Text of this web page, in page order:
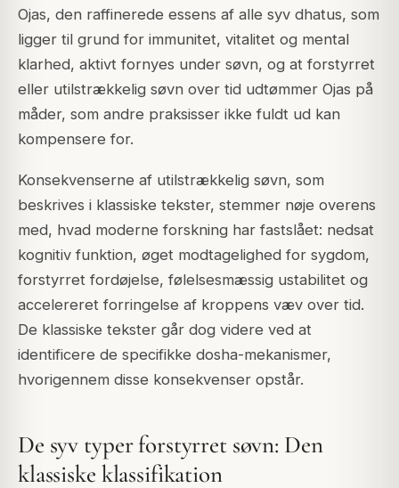
Ojas, den raffinerede essens af alle syv dhatus, som
ligger til grund for immunitet, vitalitet og mental
klarhed, aktivt fornyes under søvn, og at forstyrret
eller utilstrækkelig søvn over tid udtømmer Ojas på
måder, som andre praksisser ikke fuldt ud kan
kompensere for.
Konsekvenserne af utilstrækkelig søvn, som
beskrives i klassiske tekster, stemmer nøje overens
med, hvad moderne forskning har fastslået: nedsat
kognitiv funktion, øget modtagelighed for sygdom,
forstyrret fordøjelse, følelsesmæssig ustabilitet og
accelereret forringelse af kroppens væv over tid.
De klassiske tekster går dog videre ved at
identificere de specifikke dosha-mekanismer,
hvorigennem disse konsekvenser opstår.
De syv typer forstyrret søvn: Den
klassiske klassifikation